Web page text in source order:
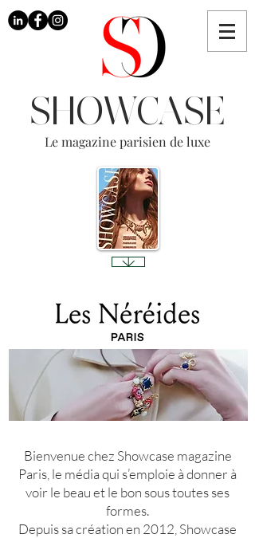
SHOWCASE
Le magazine parisien de luxe
Bienvenue chez Showcase magazine
Paris, le média qui s’emploie à donner à
voir le beau et le bon sous toutes ses
formes.
Depuis sa création en 2012, Showcase